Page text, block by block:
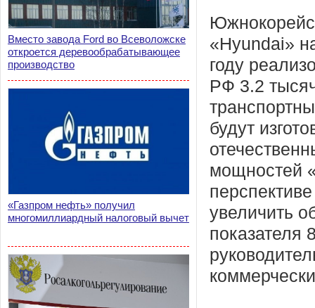
Вместо завода Ford во Всеволожске
откроется деревообрабатывающее
производство
«Газпром нефть» получил
многомиллиардный налоговый вычет
«Hyundai»
году
РФ 3.2
будут
мощностей
увеличить
показателя